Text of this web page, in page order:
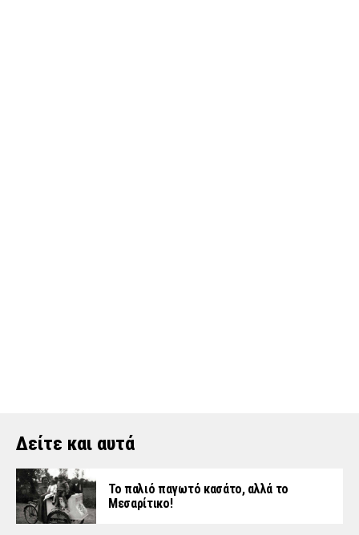
Δείτε και αυτά
Το παλιό παγωτό κασάτο, αλλά το
Μεσαρίτικο!